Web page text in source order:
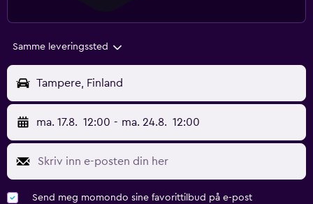
Samme leveringssted
Tampere, Finland
ma. 17.8. 12:00 - ma. 24.8. 12:00
Send meg momondo sine favorittilbud på e-post